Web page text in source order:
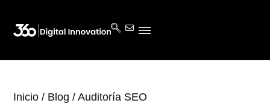
Inicio / Blog / Auditoría SEO